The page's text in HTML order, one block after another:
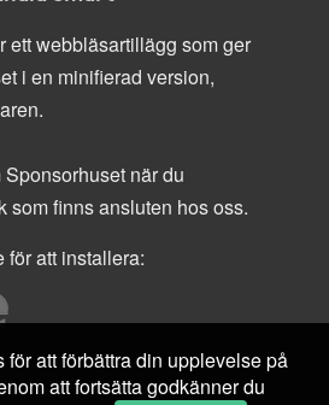
ett webbläsartillägg som ger
i en minifierad version,
när du
som finns ansluten hos oss.
att installera:
att förbättra din upplevelse på
att fortsätta godkänner du